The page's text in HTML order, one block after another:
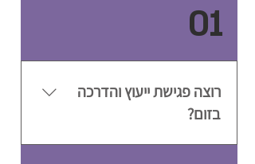
01
רוצה פגישת ייעוץ והדרכה
בזום?